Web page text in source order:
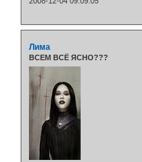
Лима
ВСЕМ ВСЁ ЯСНО???